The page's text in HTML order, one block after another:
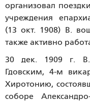
организовал
учреждения
(13 окт. 1908) В.
также активно
30 дек. 1909 г. В.
Гдовским, 4-м
Хиротонию,
соборе